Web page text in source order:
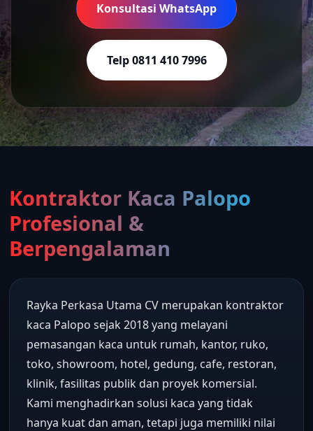
Konsultasi WhatsApp
Telp 0811 410 7996
Kontraktor Kaca Palopo
Profesional &
Berpengalaman
Rayka Perkasa Utama CV merupakan kontraktor
kaca Palopo sejak 2018 yang melayani
pemasangan kaca untuk rumah, kantor, ruko,
toko, showroom, hotel, gedung, cafe, restoran,
klinik, fasilitas publik dan proyek komersial.
Kami menghadirkan solusi kaca yang tidak
hanya kuat dan aman, tetapi juga memiliki nilai